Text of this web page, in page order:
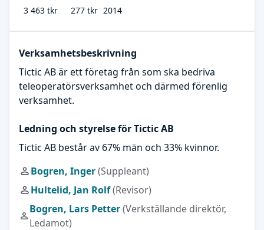
3 463 tkr
277 tkr 2014
Verksamhetsbeskrivning
Tictic AB är ett företag från som ska bedriva
teleoperatörsverksamhet och därmed förenlig
verksamhet.
Ledning och styrelse för Tictic AB
Tictic AB består av 67% män och 33% kvinnor.
Bogren, Inger(Suppleant)
Hultelid, Jan Rolf(Revisor)
Bogren, Lars Petter(Verkställande direktör,
Ledamot)